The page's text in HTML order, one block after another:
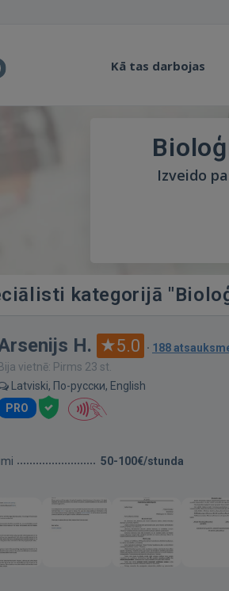
Kā tas darbojas
Izveido
kategorijā
H. 5.0 · 188
Bija vietnē: Pirms 23 st.
Latviski, По-русски, English
PRO
50-100€/stunda